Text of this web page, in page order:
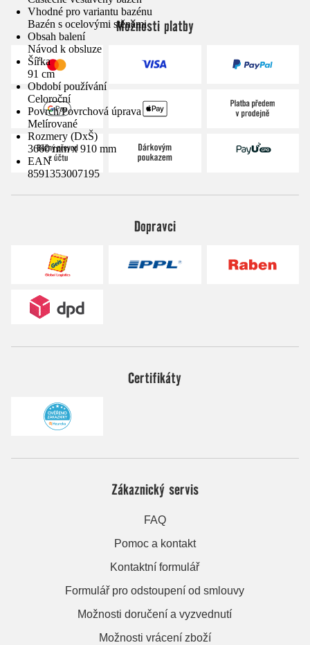
Vhodné pro variantu bazénu
Bazén s ocelovými stěnami
Obsah balení
Návod k obsluze
Šířka
91 cm
Období používání
Celoroční
Povrch/Povrchová úprava
Melírované
Rozmery (DxŠ)
3660 mm x 910 mm
EAN
8591353007195
Možnosti platby
Dopravci
Certifikáty
Zákaznický servis
FAQ
Pomoc a kontakt
Kontaktní formulář
Formulář pro odstoupení od smlouvy
Možnosti doručení a vyzvednutí
Možnosti vrácení zboží